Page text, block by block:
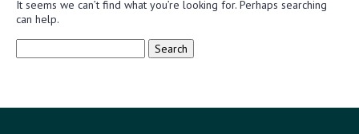
It seems we can’t find what you’re looking for. Perhaps searching
can help.